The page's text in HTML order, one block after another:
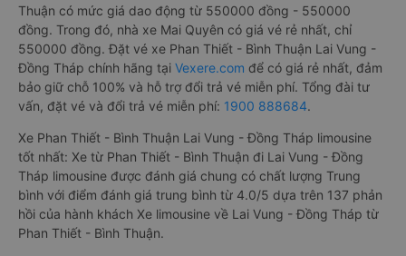
Thuận có mức giá dao động từ 550000 đồng - 550000
đồng. Trong đó, nhà xe Mai Quyên có giá vé rẻ nhất, chỉ
550000 đồng. Đặt vé xe Phan Thiết - Bình Thuận Lai Vung -
Đồng Tháp chính hãng tại Vexere.com để có giá rẻ nhất, đảm
bảo giữ chỗ 100% và hỗ trợ đổi trả vé miễn phí. Tổng đài tư
vấn, đặt vé và đổi trả vé miễn phí: 1900 888684.
Xe Phan Thiết - Bình Thuận Lai Vung - Đồng Tháp limousine
tốt nhất: Xe từ Phan Thiết - Bình Thuận đi Lai Vung - Đồng
Tháp limousine được đánh giá chung có chất lượng Trung
bình với điểm đánh giá trung bình từ 4.0/5 dựa trên 137 phản
hồi của hành khách Xe limousine về Lai Vung - Đồng Tháp từ
Phan Thiết - Bình Thuận.